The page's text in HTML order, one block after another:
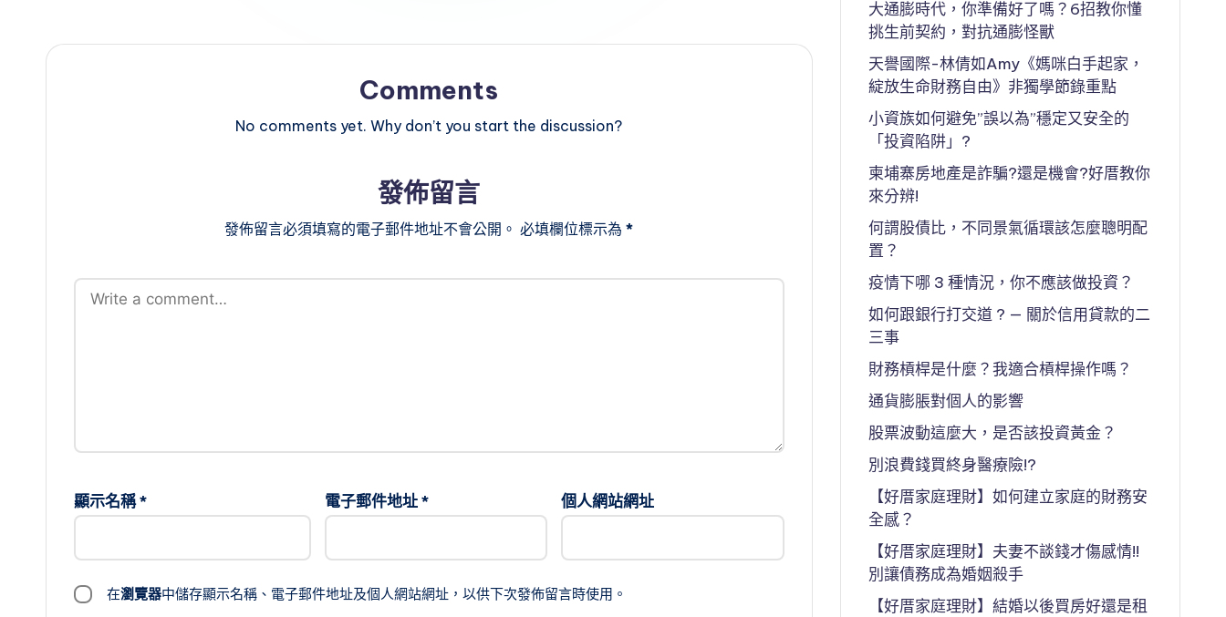
Comments
No comments yet. Why don’t you start the discussion?
發佈留言
發佈留言必須填寫的電子郵件地址不會公開。 必填欄位標示為*
顯示名稱* 電子郵件地址* 個人網站網址
在瀏覽器中儲存顯示名稱、電子郵件地址及個人網站網址，以供下次發佈留言時使用。
大通膨時代，你準備好了嗎？6招教你懂
挑生前契約，對抗通膨怪獸
天譽國際-林倩如Amy《媽咪白手起家，
綻放生命財務自由》非獨學節錄重點
小資族如何避免”誤以為”穩定又安全的
「投資陷阱」?
柬埔寨房地產是詐騙?還是機會?好厝教你
來分辨!
何謂股債比，不同景氣循環該怎麼聰明配
置？
疫情下哪 3 種情況，你不應該做投資？
如何跟銀行打交道 ? — 關於信用貸款的二
三事
財務槓桿是什麼？我適合槓桿操作嗎？
通貨膨脹對個人的影響
股票波動這麼大，是否該投資黃金？
別浪費錢買終身醫療險!?
【好厝家庭理財】如何建立家庭的財務安
全感？
【好厝家庭理財】夫妻不談錢才傷感情!!
別讓債務成為婚姻殺手
【好厝家庭理財】結婚以後買房好還是租